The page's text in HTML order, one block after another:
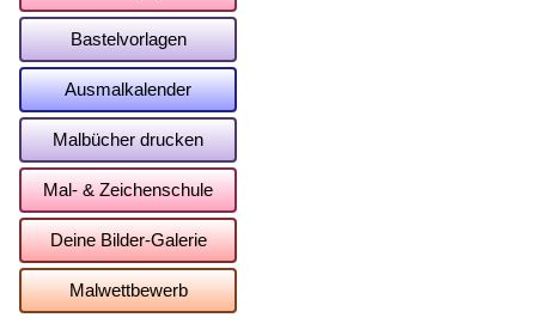
Bastelvorlagen
Ausmalkalender
Malbücher drucken
Mal- & Zeichenschule
Deine Bilder-Galerie
Malwettbewerb